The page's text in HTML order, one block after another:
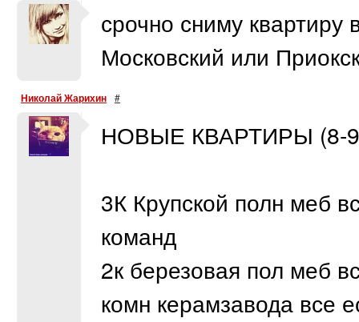
срочно сниму
Московский или
Николай Жарихин #
НОВЫЕ КВАРТИРЫ (8-
3К Крупской полн меб
команд
2к березовая пол меб
комн керамзавода все